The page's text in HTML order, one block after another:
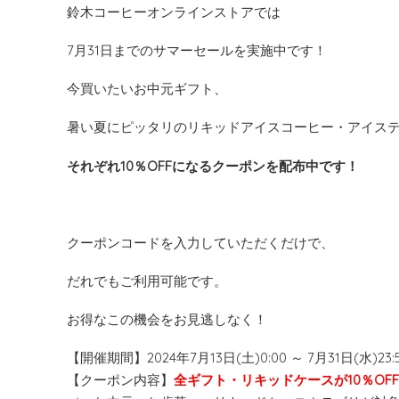
鈴木コーヒーオンラインストアでは
7月31日までのサマーセールを実施中です！
今買いたいお中元ギフト、
暑い夏にピッタリのリキッドアイスコーヒー・アイス
それぞれ10％OFFになるクーポンを配布中です！
クーポンコードを入力していただくだけで、
だれでもご利用可能です。
お得なこの機会をお見逃しなく！
【開催期間】 2024年7月13日(土)0:00 ～ 7月31日(水
【クーポン内容】 全ギフト・リキッドケースが10％OFF